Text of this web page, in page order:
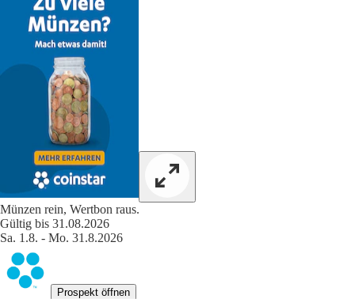
Münzen rein, Wertbon raus.
Gültig bis 31.08.2026
Sa. 1.8. - Mo. 31.8.2026
Prospekt öffnen